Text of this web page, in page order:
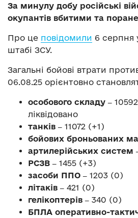
За минулу добу російські
окупантів вбитими та
Про це повідомили 6 серпня
штабі ЗСУ.
Загальні бойові втрати
06.08.25 орієнтовно
особового складу ‒
ліквідовано
танків ‒ 11072 (+1)
бойових броньованих
артилерійських систем
РСЗВ ‒ 1455 (+3)
засоби ППО ‒ 1203 (0)
літаків ‒ 421 (0)
гелікоптерів ‒ 340 (0)
БПЛА оперативно-